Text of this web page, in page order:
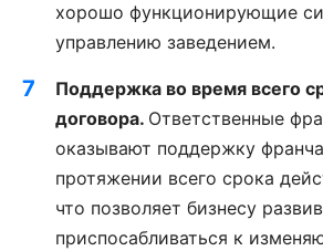
хорошо функционирующие
управлению заведением.
Поддержка во время всего
договора. Ответственные
оказывают поддержку
протяжении всего срока
что позволяет бизнесу
приспосабливаться к